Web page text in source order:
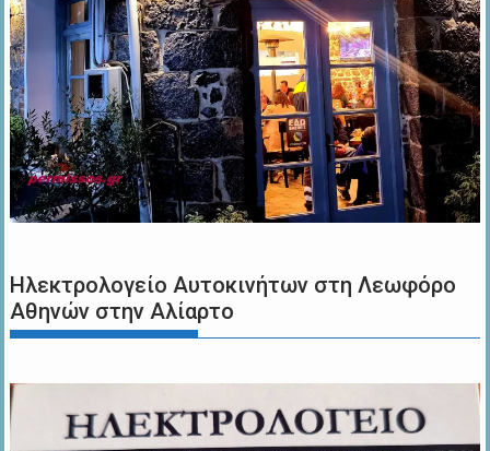
Ηλεκτρολογείο Αυτοκινήτων στη Λεωφόρο
Αθηνών στην Αλίαρτο